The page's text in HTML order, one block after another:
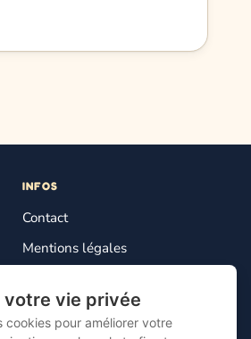
votre vie privée
cookies pour améliorer votre
INFOS
Contact
Mentions légales
Gestion des cookies